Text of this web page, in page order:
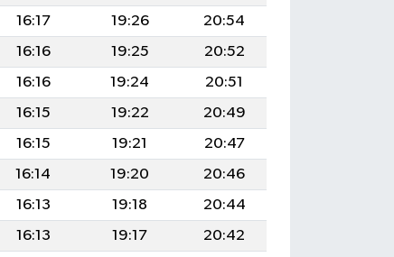
16:17 19:26
20:54
16:16 19:25
20:52
16:16 19:24
20:51
16:15 19:22
20:49
16:15 19:21
20:47
16:14 19:20
20:46
16:13 19:18
20:44
16:13 19:17
20:42